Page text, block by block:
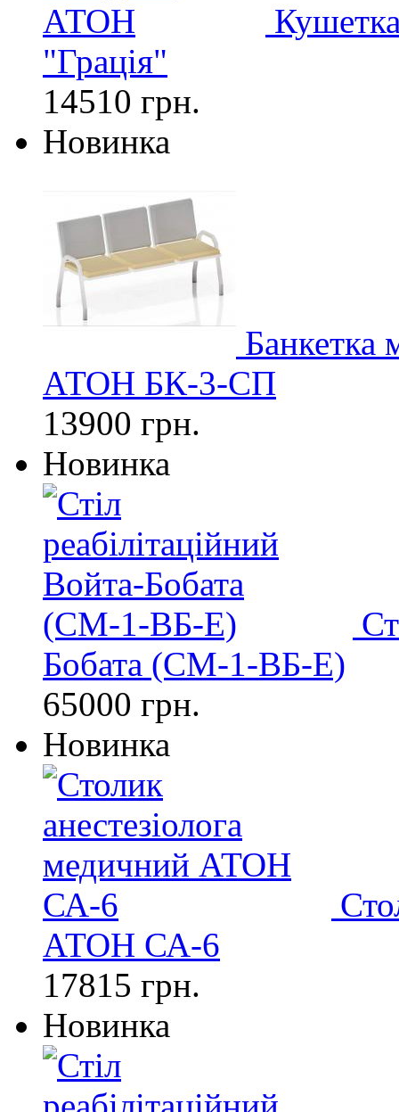
"Грація"
14510 грн.
Новинка
Банкетка
АТОН БК-3-СП
13900 грн.
Новинка
Бобата (СМ-1-ВБ-Е)
65000 грн.
Новинка
АТОН СА-6
17815 грн.
Новинка